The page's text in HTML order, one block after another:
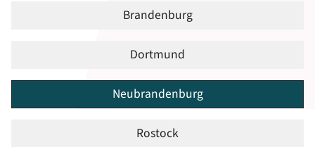
Brandenburg
Dortmund
Neubrandenburg
Rostock